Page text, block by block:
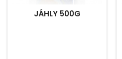
JÁHLY 500G